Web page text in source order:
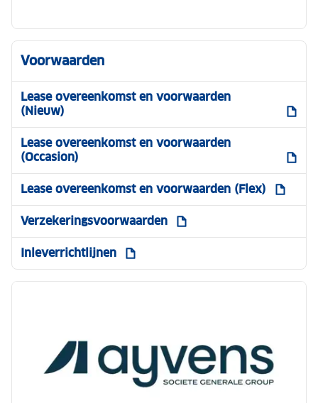
Voorwaarden
Lease overeenkomst en voorwaarden
(Nieuw)
Lease overeenkomst en voorwaarden
(Occasion)
Lease overeenkomst en voorwaarden (Flex)
Verzekeringsvoorwaarden
Inleverrichtlijnen